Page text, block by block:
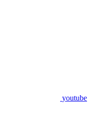
youtube